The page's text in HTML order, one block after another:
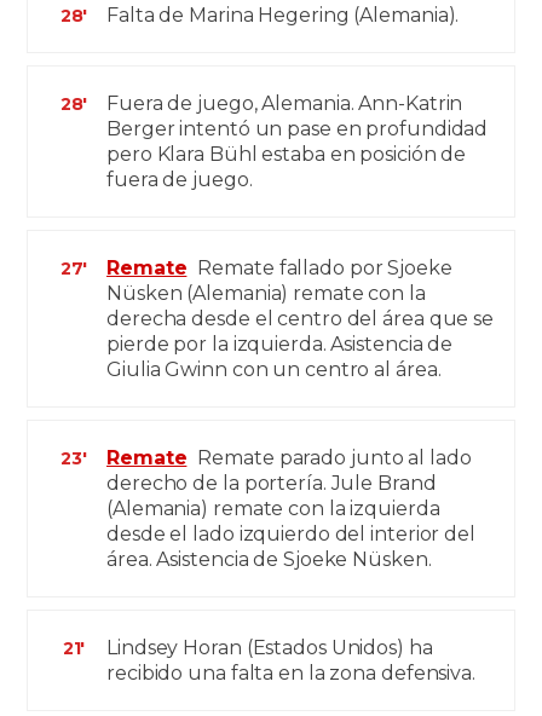
28' Falta de Marina Hegering (Alemania).
28'
Fuera de juego, Alemania. Ann-Katrin
Berger intentó un pase en profundidad
pero Klara Bühl estaba en posición de
fuera de juego.
27' Remate Remate fallado por Sjoeke
Nüsken (Alemania) remate con la
derecha desde el centro del área que se
pierde por la izquierda. Asistencia de
Giulia Gwinn con un centro al área.
23' Remate Remate parado junto al lado
derecho de la portería. Jule Brand
(Alemania) remate con la izquierda
desde el lado izquierdo del interior del
área. Asistencia de Sjoeke Nüsken.
21'
Lindsey Horan (Estados Unidos) ha
recibido una falta en la zona defensiva.